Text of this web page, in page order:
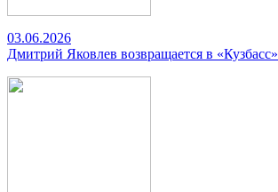
03.06.2026
Дмитрий Яковлев возвращается в «Кузбасс»